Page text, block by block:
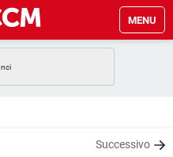
MENU
Successivo